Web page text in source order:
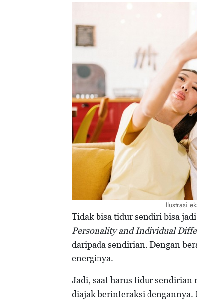
Ilustrasi
Tidak bisa tidur sendiri bisa
Personality and Individual
daripada sendirian. Dengan
energinya.
Jadi, saat harus tidur sendirian
diajak berinteraksi